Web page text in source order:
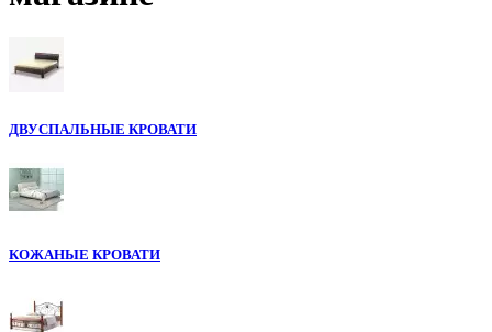
ДВУСПАЛЬНЫЕ КРОВАТИ
КОЖАНЫЕ КРОВАТИ